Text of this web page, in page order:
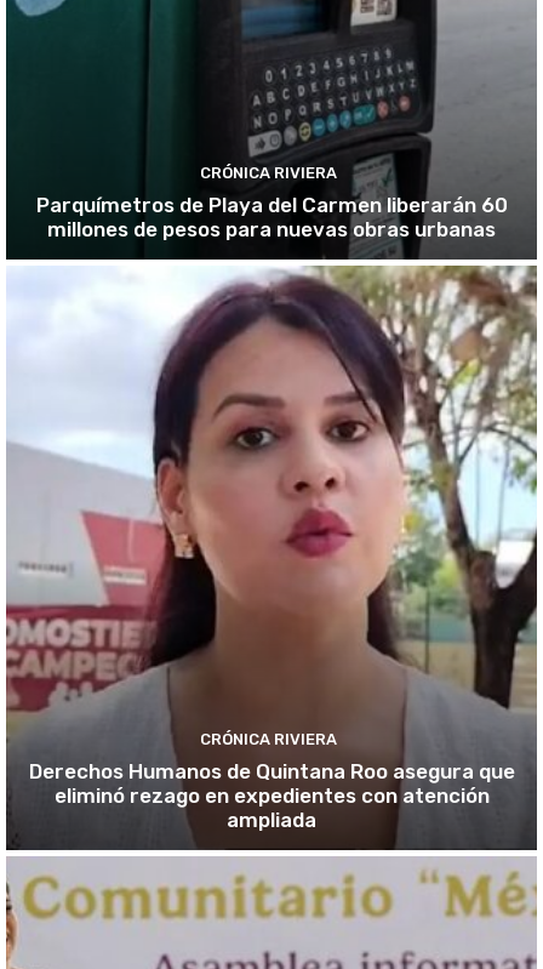
CRÓNICA RIVIERA
Parquímetros de Playa del Carmen liberarán 60
millones de pesos para nuevas obras urbanas
CRÓNICA RIVIERA
Derechos Humanos de Quintana Roo asegura que
eliminó rezago en expedientes con atención
ampliada